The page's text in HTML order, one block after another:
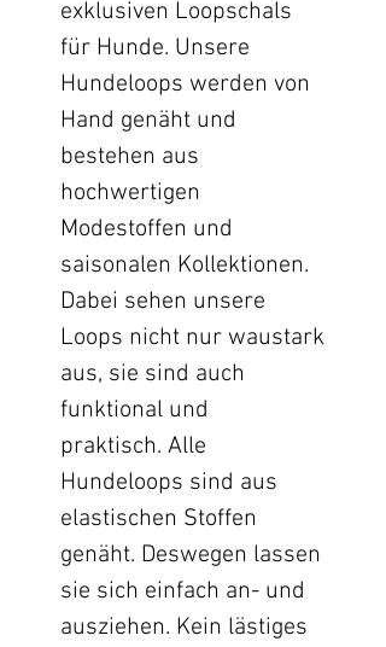
exklusiven Loopschals
für Hunde. Unsere
Hundeloops werden von
Hand genäht und
bestehen aus
hochwertigen
Modestoffen und
saisonalen Kollektionen.
Dabei sehen unsere
Loops nicht nur waustark
aus, sie sind auch
funktional und
praktisch. Alle
Hundeloops sind aus
elastischen Stoffen
genäht. Deswegen lassen
sie sich einfach an- und
ausziehen. Kein lästiges